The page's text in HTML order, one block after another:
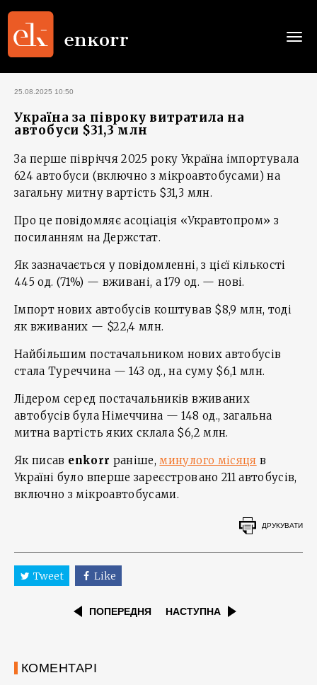
25.08.2025 10:50
Україна за півроку витратила на
автобуси $31,3 млн
За перше півріччя 2025 року Україна імпортувала
624 автобуси (включно з мікроавтобусами) на
загальну митну вартість $31,3 млн.
Про це повідомляє асоціація «Укравтопром» з
посиланням на Держстат.
Як зазначається у повідомленні, з цієї кількості
445 од. (71%) — вживані, а 179 од. — нові.
Імпорт нових автобусів коштував $8,9 млн, тоді
як вживаних — $22,4 млн.
Найбільшим постачальником нових автобусів
стала Туреччина — 143 од., на суму $6,1 млн.
Лідером серед постачальників вживаних
автобусів була Німеччина — 148 од., загальна
митна вартість яких склала $6,2 млн.
Як писав enkorr раніше,минулого місяця в
Україні було вперше зареєстровано 211 автобусів,
включно з мікроавтобусами.
ДРУКУВАТИ
Tweet Like
ПОПЕРЕДНЯ НАСТУПНА
КОМЕНТАРІ